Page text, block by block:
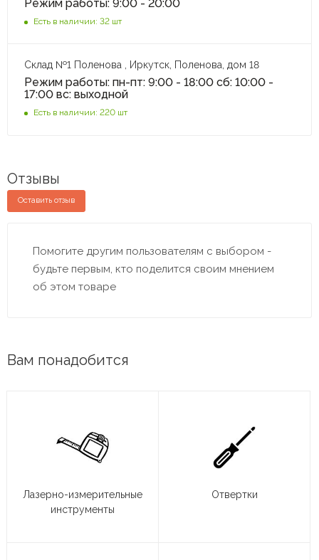
Режим работы: 9:00 - 20:00
Есть в наличии: 32 шт
Склад №1 Поленова , Иркутск, Поленова, дом 18
Режим работы: пн-пт: 9:00 - 18:00 сб: 10:00 -
17:00 вс: выходной
Есть в наличии: 220 шт
Отзывы
Оставить отзыв
Помогите другим пользователям с выбором -
будьте первым, кто поделится своим мнением
об этом товаре
Вам понадобится
Лазерно-измерительные
инструменты
Отвертки